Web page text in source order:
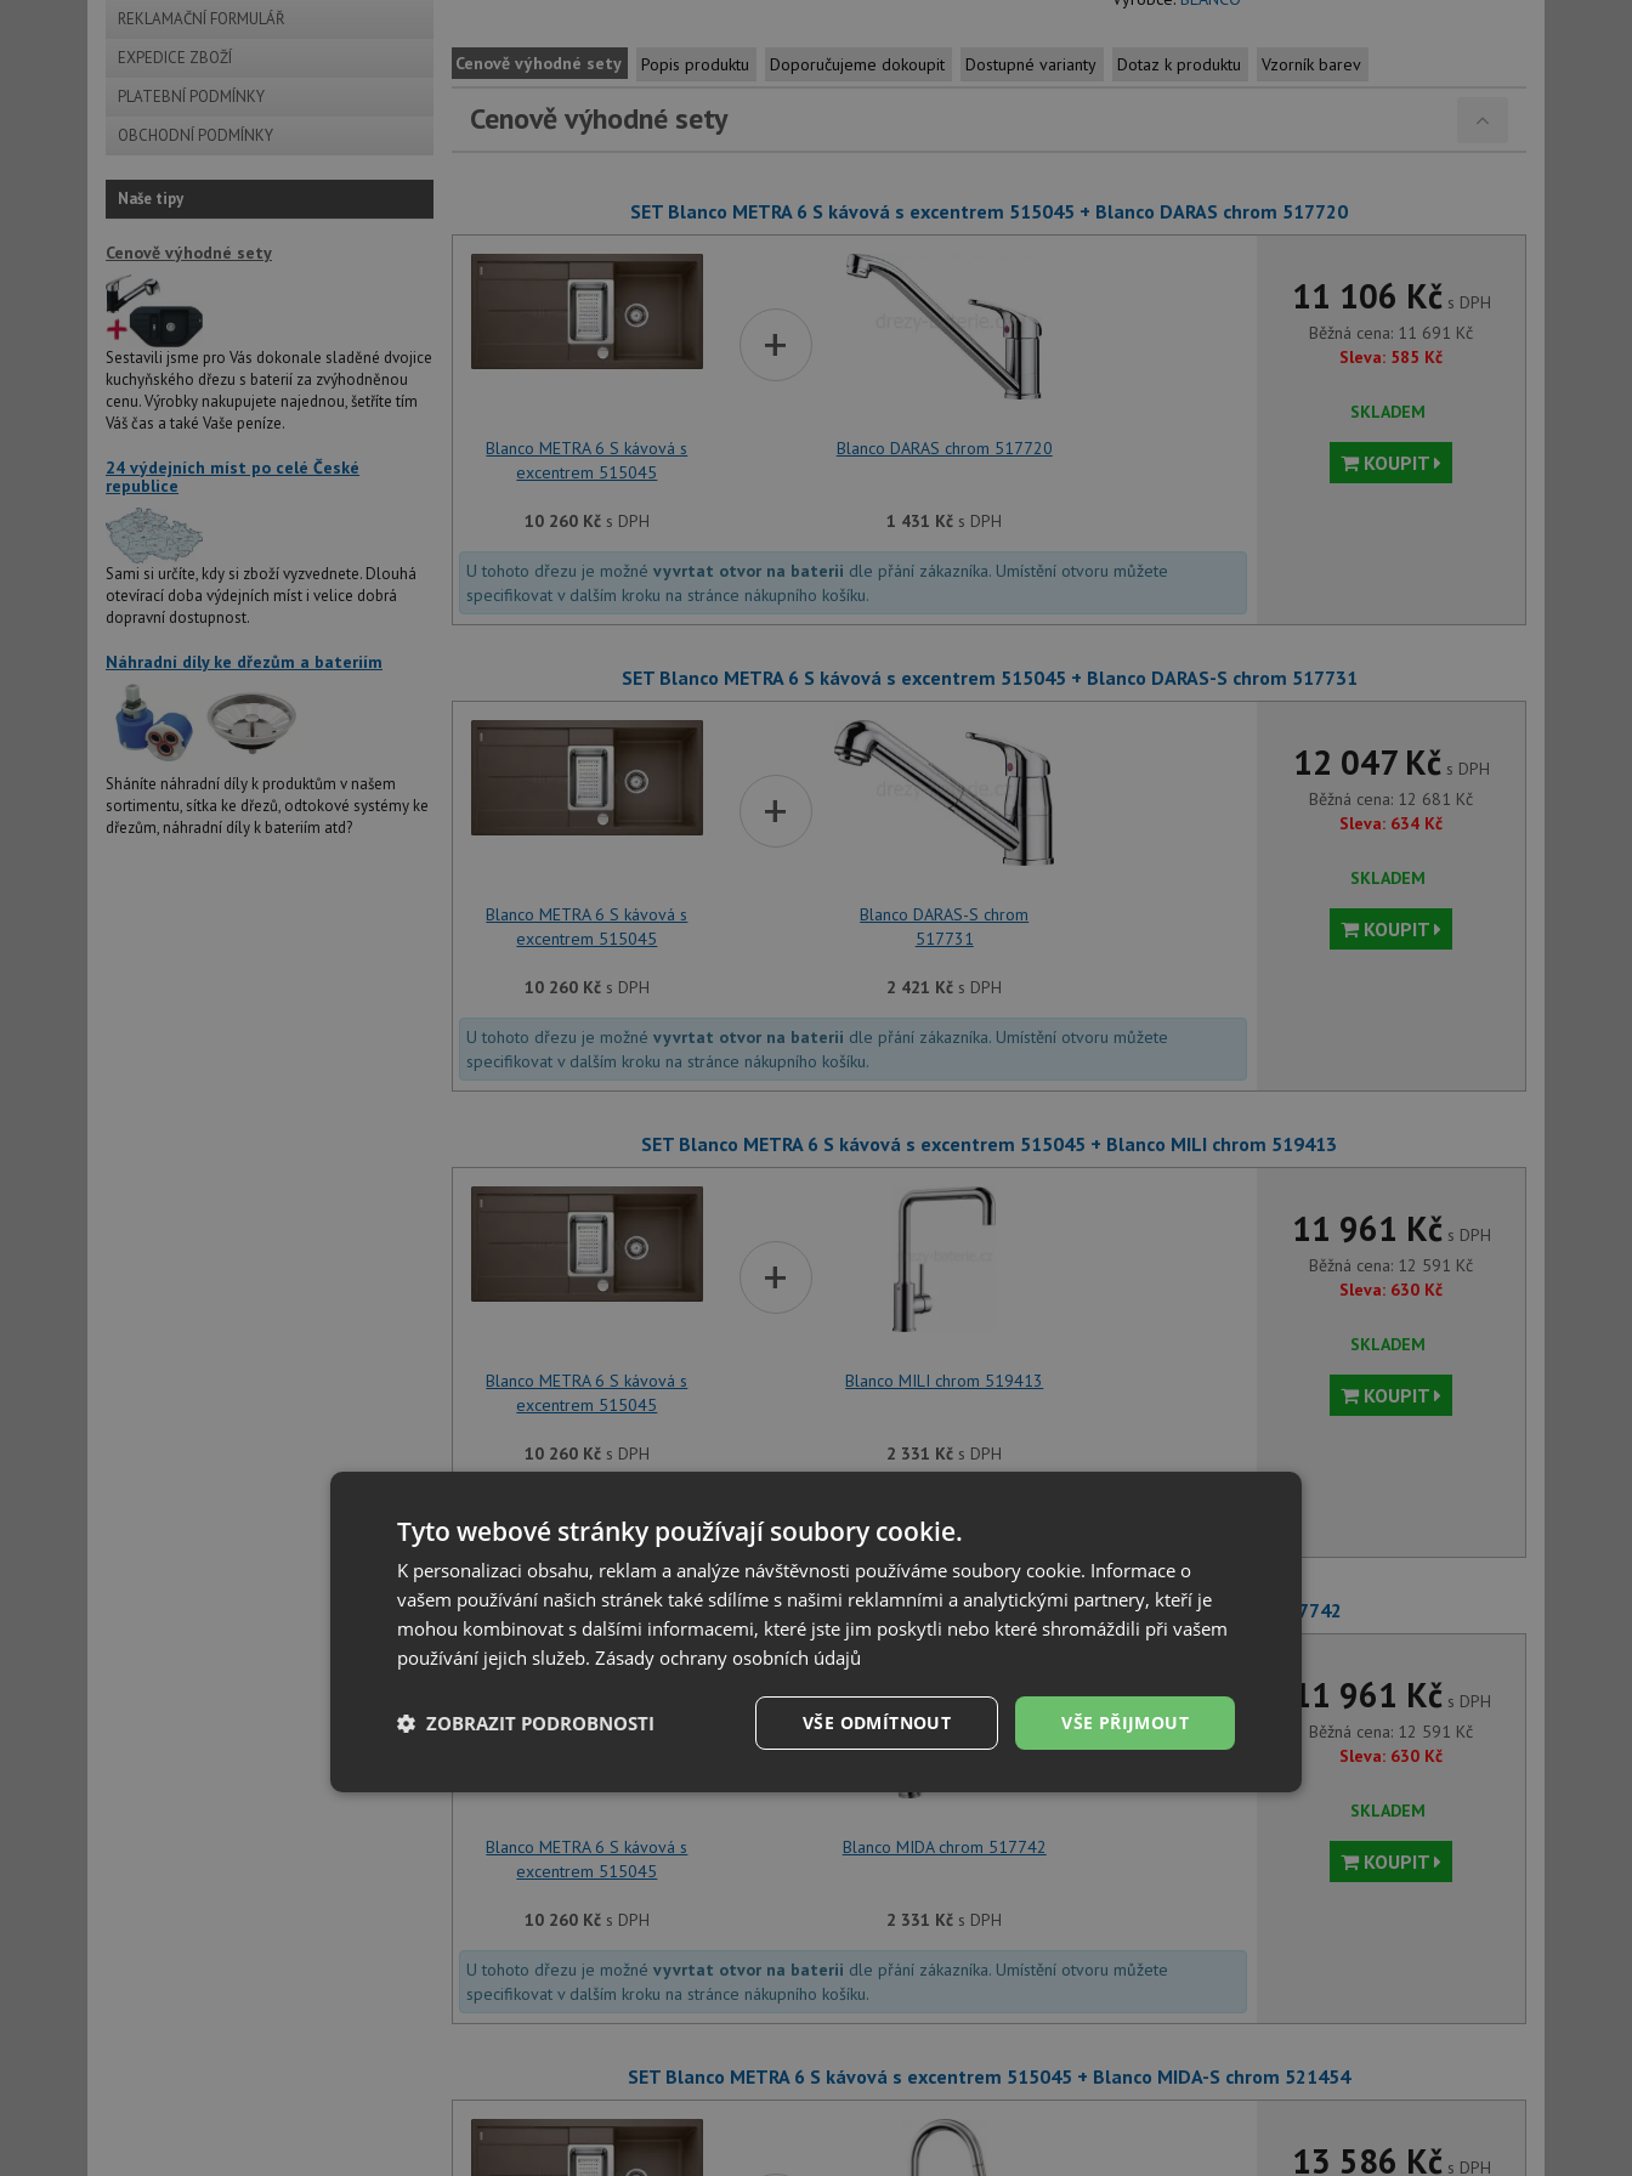
REKLAMAČNÍ FORMULÁŘ
EXPEDICE ZBOŽÍ
PLATEBNÍ PODMÍNKY
OBCHODNÍ PODMÍNKY
Naše tipy
Cenově výhodné sety
Sestavili jsme pro Vás dokonale sladěné dvojice
kuchyňského dřezu s baterií za zvýhodněnou
cenu. Výrobky nakupujete najednou, šetříte tím
Váš čas a také Vaše peníze.
24 výdejních míst po celé České
republice
Sami si určíte, kdy si zboží vyzvednete. Dlouhá
otevírací doba výdejních míst i velice dobrá
dopravní dostupnost.
Náhradní díly ke dřezům a bateriím
Sháníte náhradní díly k produktům v našem
sortimentu, sítka ke dřezů, odtokové systémy ke
dřezům, náhradní díly k bateriím atd?
Cenově výhodné sety Popis produktu Doporučujeme dokoupit Dostupné varianty Dotaz k produktu Vzorník barev
Cenově výhodné sety
SET Blanco METRA 6 S kávová s excentrem 515045 + Blanco DARAS chrom 517720
Blanco METRA 6 S kávová s
excentrem 515045
10 260 Kčs DPH
+
Blanco DARAS chrom 517720
1 431 Kč s DPH
11 106 Kčs DPH
Běžná cena: 11 691 Kč
Sleva: 585 Kč
SKLADEM
KOUPIT
U tohoto dřezu je možné vyvrtat otvor na baterii dle přání zákazníka. Umístění otvoru můžete
specifikovat v dalším kroku na stránce nákupního košíku.
SET Blanco METRA 6 S kávová s excentrem 515045 + Blanco DARAS-S chrom 517731
Blanco METRA 6 S kávová s
excentrem 515045
10 260 Kčs DPH
+
Blanco DARAS-S chrom
517731
2 421 Kč s DPH
12 047 Kčs DPH
Běžná cena: 12 681 Kč
Sleva: 634 Kč
SKLADEM
KOUPIT
U tohoto dřezu je možné vyvrtat otvor na baterii dle přání zákazníka. Umístění otvoru můžete
specifikovat v dalším kroku na stránce nákupního košíku.
SET Blanco METRA 6 S kávová s excentrem 515045 + Blanco MILI chrom 519413
Blanco METRA 6 S kávová s
excentrem 515045
10 260 Kčs DPH
+
Blanco MILI chrom 519413
2 331 Kč s DPH
11 961 Kčs DPH
Běžná cena: 12 591 Kč
Sleva: 630 Kč
SKLADEM
KOUPIT
specifikovat v dalším kroku na stránce nákupního košíku.
SET Blanco METRA 6 S kávová s excentrem 515045 + Blanco MIDA chrom 517742
Blanco METRA 6 S kávová s
excentrem 515045
10 260 Kčs DPH
+
Blanco MIDA chrom 517742
2 331 Kč s DPH
11 961 Kčs DPH
Běžná cena: 12 591 Kč
Sleva: 630 Kč
SKLADEM
KOUPIT
U tohoto dřezu je možné vyvrtat otvor na baterii dle přání zákazníka. Umístění otvoru můžete
specifikovat v dalším kroku na stránce nákupního košíku.
SET Blanco METRA 6 S kávová s excentrem 515045 + Blanco MIDA-S chrom 521454
13 586 Kčs DPH
Tyto webové stránky používají soubory cookie.
K personalizaci obsahu, reklam a analýze návštěvnosti používáme soubory cookie. Informace o
vašem používání našich stránek také sdílíme s našimi reklamními a analytickými partnery, kteří je
mohou kombinovat s dalšími informacemi, které jste jim poskytli nebo které shromáždili při vašem
používání jejich služeb. Zásady ochrany osobních údajů
VŠE PŘIJMOUT
VŠE ODMÍTNOUT
ZOBRAZIT PODROBNOSTI
Nezbytně nutné
Výkonové
Soubory cílení Funkční soubory
Nezařazené
Nezbytně nutné soubory Výkonové soubory Soubory cílení
Název
Poskytovatel /
Doména
Vyprší Popis
.drezy-blanco.cz
Tento cookie se používá k jedinečné identifikaci zařízení, která
mají přístup k webové stránce, aby sledovala používání a zlepšila